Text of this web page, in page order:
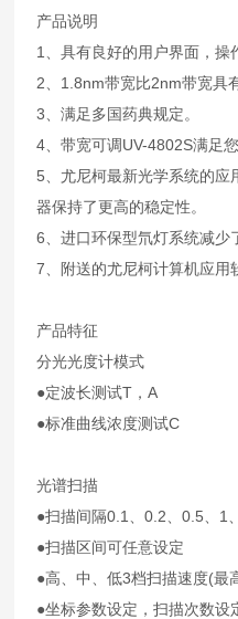
产品说明
1、具有良好的用户界面，操
2、1.8nm带宽比2nm带宽具
3、满足多国药典规定。
4、带宽可调UV-4802S满足
5、尤尼柯最新光学系统的应
器保持了更高的稳定性。
6、进口环保型氘灯系统减少
7、附送的尤尼柯计算机应用
产品特征
分光光度计模式
●定波长测试T，A
●标准曲线浓度测试C
光谱扫描
●扫描间隔0.1、0.2、0.5、1
●扫描区间可任意设定
●高、中、低3档扫描速度(最
●坐标参数设定，扫描次数设